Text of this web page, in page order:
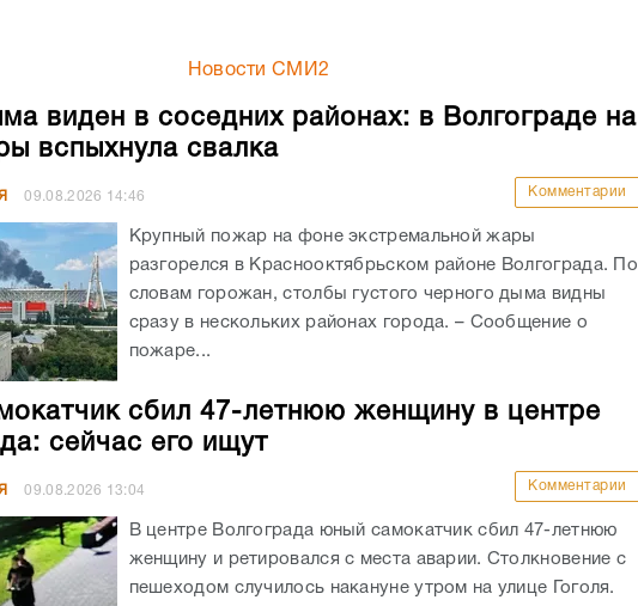
Новости СМИ2
виден в соседних районах: в Волгограде на
вспыхнула свалка
09.08.2026 14:46 Комментарии
Крупный пожар на фоне экстремальной жары
разгорелся в Краснооктябрьском районе Волгограда. По
словам горожан, столбы густого черного дыма видны
сразу в нескольких районах города. – Сообщение о
пожаре...
сбил 47-летнюю женщину в центре
сейчас его ищут
09.08.2026 13:04 Комментарии
В центре Волгограда юный самокатчик сбил 47-летнюю
женщину и ретировался с места аварии. Столкновение с
пешеходом случилось накануне утром на улице Гоголя.